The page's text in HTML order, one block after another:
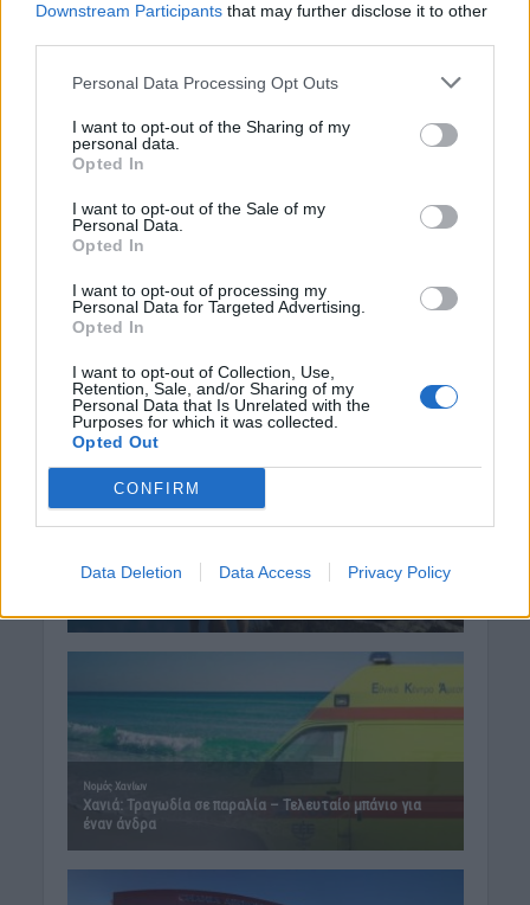
Downstream Participants that may further disclose it to other
Personal Data Processing Opt Outs
I want to opt-out of the Sharing of my
personal data.
Opted In
I want to opt-out of the Sale of my
Personal Data.
Opted In
I want to opt-out of processing my
Personal Data for Targeted Advertising.
Opted In
I want to opt-out of Collection, Use,
Retention, Sale, and/or Sharing of my
Personal Data that Is Unrelated with the
Purposes for which it was collected.
Opted Out
CONFIRM
Data Deletion Data Access Privacy Policy